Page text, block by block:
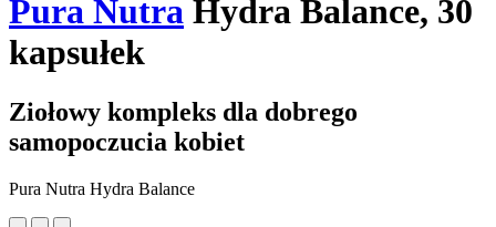
Pura Nutra Hydra Balance, 30
kapsułek
Ziołowy kompleks dla dobrego
samopoczucia kobiet
Pura Nutra Hydra Balance